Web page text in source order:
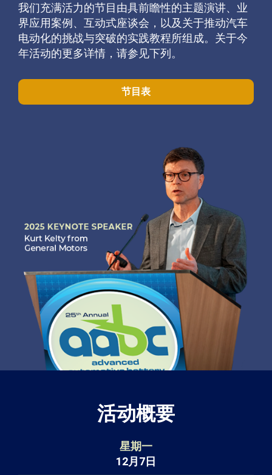
我们充满活力的节目由具前瞻性的主题演讲、业
界应用案例、互动式座谈会，以及关于推动汽车
电动化的挑战与突破的实践教程所组成。关于今
年活动的更多详情，请参见下列。
节目表
活动概要
星期一
12月7日